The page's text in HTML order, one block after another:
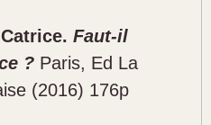
Faut-il
?Paris, Ed La
(2016) 176p